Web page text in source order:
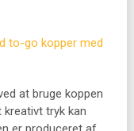
to-go kopper med
at bruge koppen
tryk kan